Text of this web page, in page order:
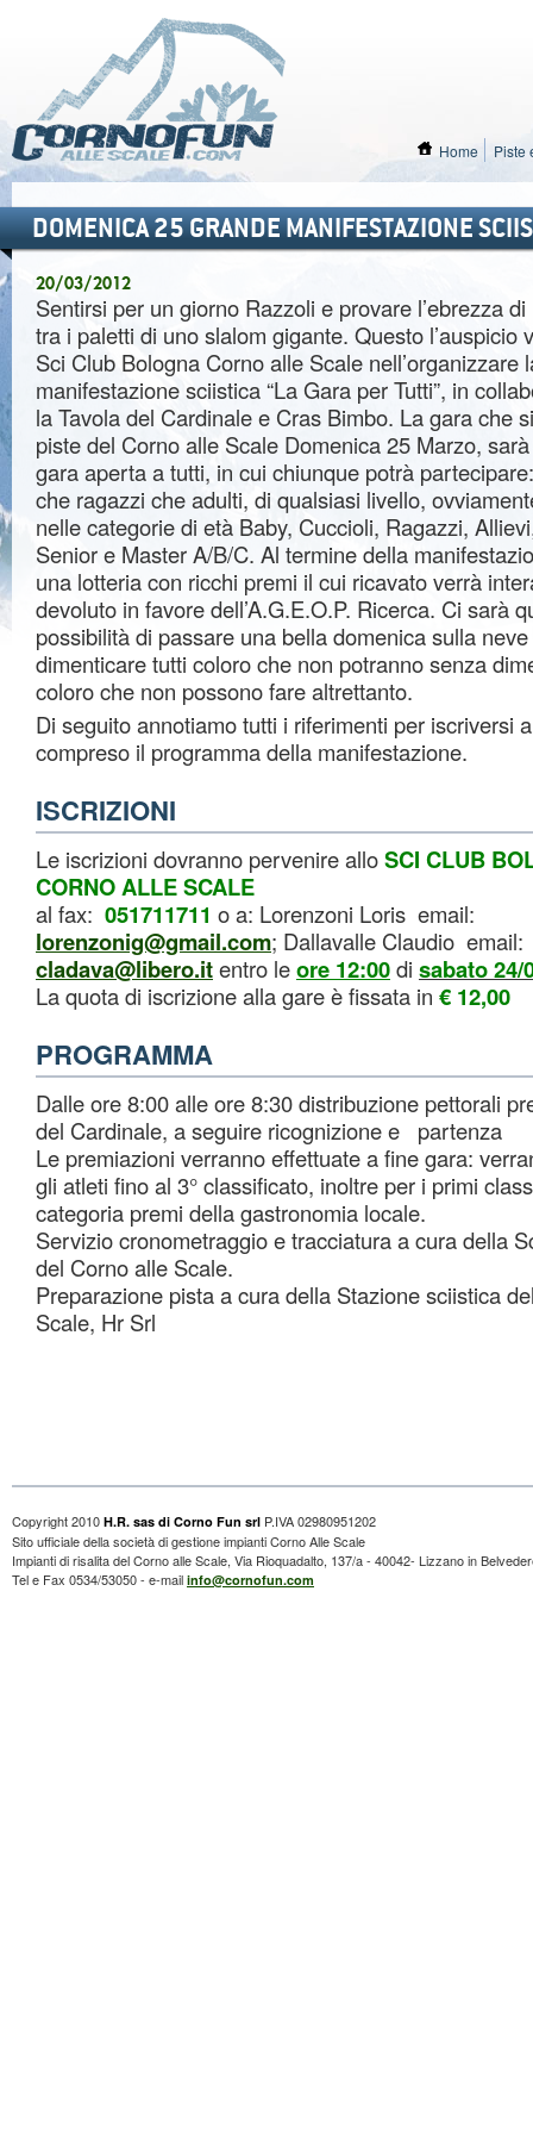
Home Piste
DOMENICA 25 GRANDE MANIFESTAZIONE
20/03/2012
Sentirsi per un giorno Razzoli e provare l’ebrezza
tra i paletti di uno slalom gigante. Questo l’auspicio
Sci Club Bologna Corno alle Scale nell’organizzare
manifestazione sciistica “La Gara per Tutti”, in
la Tavola del Cardinale e Cras Bimbo. La gara che
piste del Corno alle Scale Domenica 25 Marzo,
gara aperta a tutti, in cui chiunque potrà
che ragazzi che adulti, di qualsiasi livello,
nelle categorie di età Baby, Cuccioli, Ragazzi,
Senior e Master A/B/C. Al termine della
una lotteria con ricchi premi il cui ricavato verrà
devoluto in favore dell’A.G.E.O.P. Ricerca. Ci sarà
possibilità di passare una bella domenica sulla
dimenticare tutti coloro che non potranno senza
coloro che non possono fare altrettanto.
Di seguito annotiamo tutti i riferimenti per iscriversi
compreso il programma della manifestazione.
ISCRIZIONI
Le iscrizioni dovranno pervenire alloSCI CLUB
CORNO ALLE SCALE
al fax: 051711711 o a: Lorenzoni Loris email:
lorenzonig@gmail.com; Dallavalle Claudio email:
cladava@libero.itentro leore 12:00di sabato 24/
La quota di iscrizione alla gare è fissata in € 12,00
PROGRAMMA
Dalle ore 8:00 alle ore 8:30 distribuzione pettorali
del Cardinale, a seguire ricognizione e partenza
Le premiazioni verranno effettuate a fine gara:
gli atleti fino al 3° classificato, inoltre per i primi
categoria premi della gastronomia locale.
Servizio cronometraggio e tracciatura a cura della
del Corno alle Scale.
Preparazione pista a cura della Stazione sciistica
Scale, Hr Srl
Copyright 2010 H.R. sas di Corno Fun srl P.IVA 02980951202
Sito ufficiale della società di gestione impianti Corno Alle Scale
Impianti di risalita del Corno alle Scale, Via Rioquadalto, 137/a - 40042- Lizzano in
Tel e Fax 0534/53050 - e-mail info@cornofun.com